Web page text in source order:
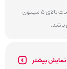
ارسال رایگان فقط برای سفارشات بالای 5 میلیون
نمایش بیشتر